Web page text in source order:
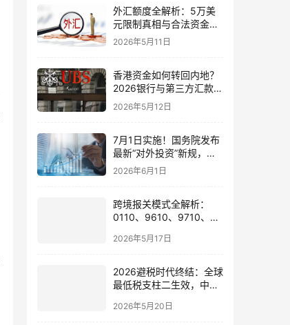
外汇额度全解析：5万美
元限制真相与合法资金出
境通道
2026年5月11日
香港资金如何转回内地？
2026银行与第三方汇款全
攻略
2026年5月12日
7月1日实施！国务院发布
最新“对外投资”新规，炒
股、出海、海外资产配置
2026年6月1日
跨境报关模式全解析：
0110、9610、9710、
别与最佳应用场景
2026年5月17日
2026避税时代终结：全球
最低税支柱二生效，中国
策略
2026年5月20日